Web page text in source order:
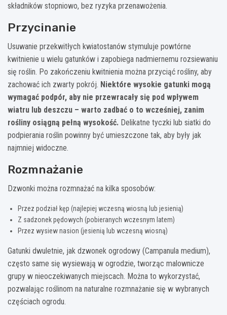
składników stopniowo, bez ryzyka przenawożenia.
Przycinanie
Usuwanie przekwitłych kwiatostanów stymuluje powtórne
kwitnienie u wielu gatunków i zapobiega nadmiernemu rozsiewaniu
się roślin. Po zakończeniu kwitnienia można przyciąć rośliny, aby
zachować ich zwarty pokrój. Niektóre wysokie gatunki mogą
wymagać podpór, aby nie przewracały się pod wpływem
wiatru lub deszczu – warto zadbać o to wcześniej, zanim
rośliny osiągną pełną wysokość. Delikatne tyczki lub siatki do
podpierania roślin powinny być umieszczone tak, aby były jak
najmniej widoczne.
Rozmnażanie
Dzwonki można rozmnażać na kilka sposobów:
Przez podział kęp (najlepiej wczesną wiosną lub jesienią)
Z sadzonek pędowych (pobieranych wczesnym latem)
Przez wysiew nasion (jesienią lub wczesną wiosną)
Gatunki dwuletnie, jak dzwonek ogrodowy (Campanula medium),
często same się wysiewają w ogrodzie, tworząc malownicze
grupy w nieoczekiwanych miejscach. Można to wykorzystać,
pozwalając roślinom na naturalne rozmnażanie się w wybranych
częściach ogrodu.